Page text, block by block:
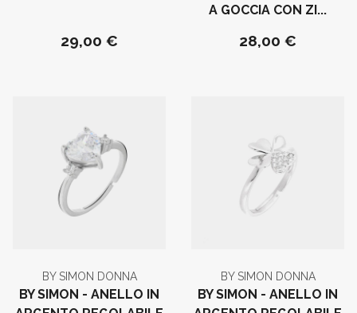
29,00 €
A GOCCIA CON ZI...
28,00 €
BY SIMON DONNA
BY SIMON - ANELLO IN
BY SIMON DONNA
BY SIMON - ANELLO IN